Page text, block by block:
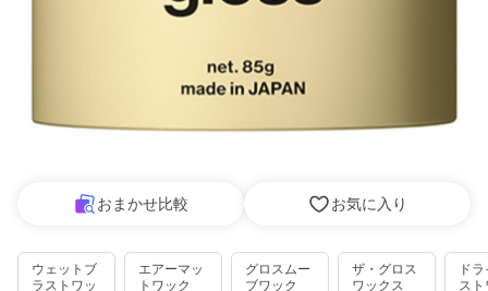
おまかせ比較 お気に入り
ウェットブ
ラストワッ
エアーマッ
トワック
グロスムー
ブワック
ザ・グロス
ワックス
ド
スト